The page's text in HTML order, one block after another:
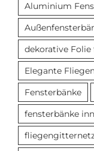
Aluminium
dekorative
Elegante
Fensterbänke
fensterbänke